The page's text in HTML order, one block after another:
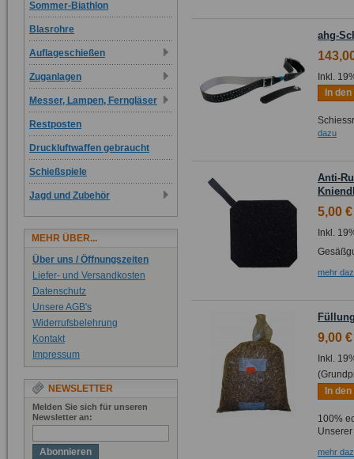
ahg-
Inkl.
In
dazu
Anti-
5,00 €
Inkl.
mehr
9,00 €
Inkl.
In
100%
mehr
Sommer-Biathlon
Blasrohre
Auflageschießen
Zuganlagen
Messer, Lampen, Ferngläser
Restposten
Druckluftwaffen gebraucht
Schießspiele
Jagd und Zubehör
MEHR ÜBER...
Über uns / Öffnungszeiten
Liefer- und Versandkosten
Datenschutz
Unsere AGB's
Widerrufsbelehrung
Kontakt
Impressum
NEWSLETTER
Melden Sie sich für unseren
Newsletter an:
Abonnieren